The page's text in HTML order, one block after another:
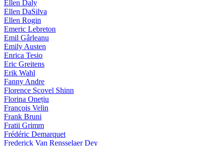
Ellen Daly
Ellen DaSilva
Ellen Rogin
Emeric Lebreton
Emil Gârleanu
Emily Austen
Enrica Tesio
Eric Greitens
Erik Wahl
Fanny Andre
Florence Scovel Shinn
Florina Onețiu
François Velin
Frank Bruni
Fratii Grimm
Frédéric Demarquet
Frederick Van Rensselaer Dey